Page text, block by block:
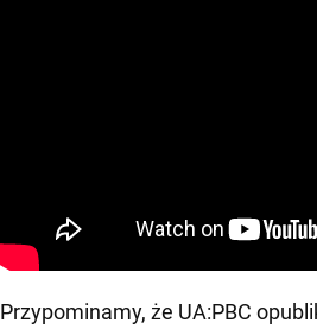
Przypominamy, że UA:PBC